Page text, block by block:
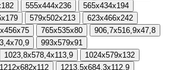
555x444x236
565x434x194
579x502x213
623x466x242
765x535x80
906,7x516,9x47,8
993x579x91
1023,8x578,4x113,9
1024x579x132
1212x682x112
1213,5x684,3x112,9